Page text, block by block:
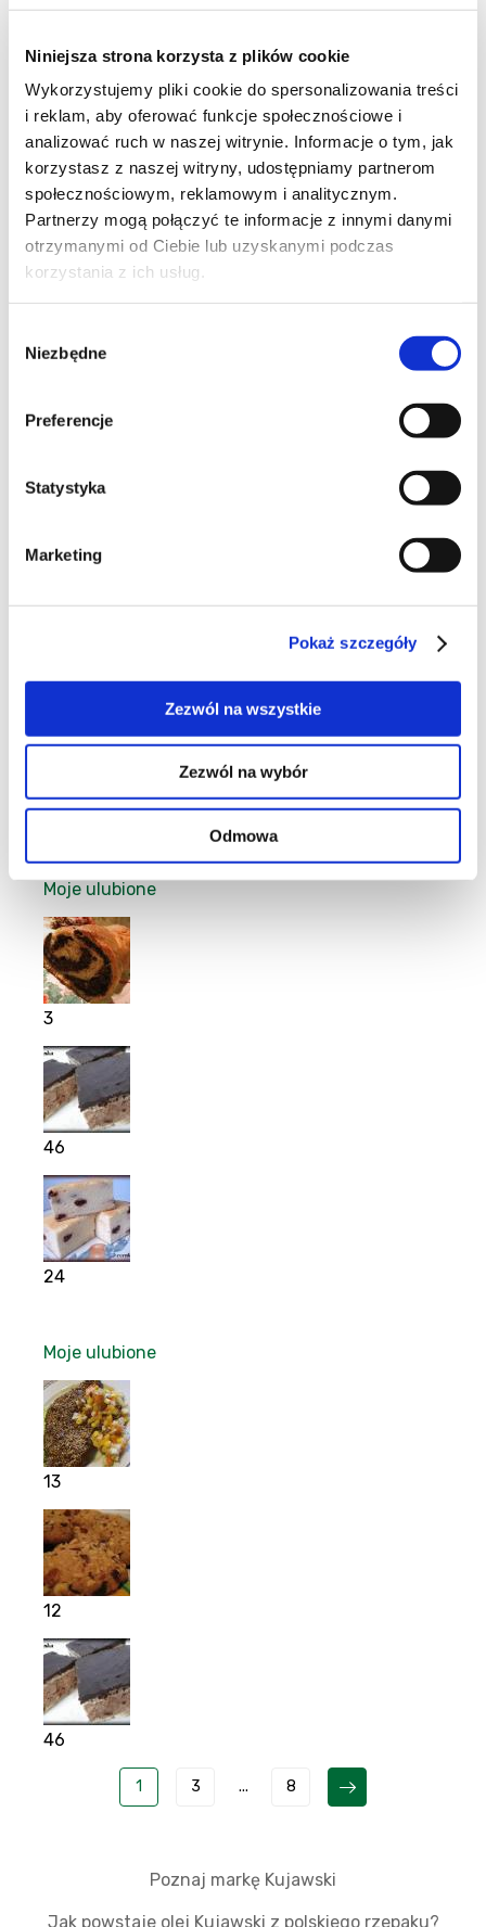
Niniejsza strona korzysta z plików cookie
Wykorzystujemy pliki cookie do spersonalizowania treści
i reklam, aby oferować funkcje społecznościowe i
analizować ruch w naszej witrynie. Informacje o tym, jak
korzystasz z naszej witryny, udostępniamy partnerom
społecznościowym, reklamowym i analitycznym.
Partnerzy mogą połączyć te informacje z innymi danymi
otrzymanymi od Ciebie lub uzyskanymi podczas
korzystania z ich usług.
zgody
Niezbędne
Preferencje
Statystyka
Marketing
Pokaż szczegóły
Zezwól na wszystkie
Zezwól na wybór
Odmowa
71
46
24
Moje ulubione
27
71
8
Moje ulubione
3
46
24
Moje ulubione
13
12
46
1 3 ... 8
Poznaj markę Kujawski
Jak powstaje olej Kujawski z polskiego rzepaku?